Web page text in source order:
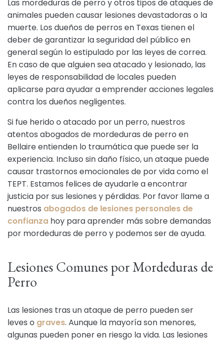
Las mordeduras de perro y otros tipos de ataques de
animales pueden causar lesiones devastadoras o la
muerte. Los dueños de perros en Texas tienen el
deber de garantizar la seguridad del público en
general según lo estipulado por las leyes de correa.
En caso de que alguien sea atacado y lesionado, las
leyes de responsabilidad de locales pueden
aplicarse para ayudar a emprender acciones legales
contra los dueños negligentes.
Si fue herido o atacado por un perro, nuestros
atentos abogados de mordeduras de perro en
Bellaire entienden lo traumática que puede ser la
experiencia. Incluso sin daño físico, un ataque puede
causar trastornos emocionales de por vida como el
TEPT. Estamos felices de ayudarle a encontrar
justicia por sus lesiones y pérdidas. Por favor llame a
nuestros abogados de lesiones personales de
confianza hoy para aprender más sobre demandas
por mordeduras de perro y podemos ser de ayuda.
Lesiones Comunes por Mordeduras de
Perro
Las lesiones tras un ataque de perro pueden ser
leves o graves. Aunque la mayoría son menores,
algunas pueden poner en riesgo la vida. Las lesiones